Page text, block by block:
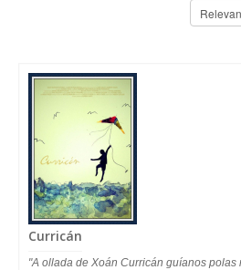
Curricán
"A ollada de Xoán Curricán guíanos polas